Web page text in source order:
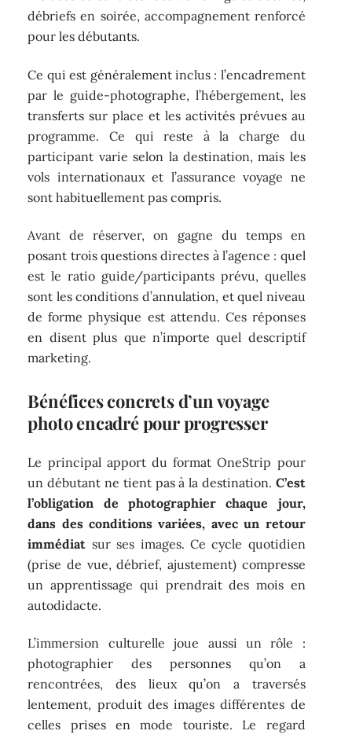
débriefs en soirée, accompagnement renforcé
pour les débutants.
Ce qui est généralement inclus : l’encadrement
par le guide-photographe, l’hébergement, les
transferts sur place et les activités prévues au
programme. Ce qui reste à la charge du
participant varie selon la destination, mais les
vols internationaux et l’assurance voyage ne
sont habituellement pas compris.
Avant de réserver, on gagne du temps en
posant trois questions directes à l’agence : quel
est le ratio guide/participants prévu, quelles
sont les conditions d’annulation, et quel niveau
de forme physique est attendu. Ces réponses
en disent plus que n’importe quel descriptif
marketing.
Bénéfices concrets d’un voyage
photo encadré pour progresser
Le principal apport du format OneStrip pour
un débutant ne tient pas à la destination. C’est
l’obligation de photographier chaque jour,
dans des conditions variées, avec un retour
immédiat sur ses images. Ce cycle quotidien
(prise de vue, débrief, ajustement) compresse
un apprentissage qui prendrait des mois en
autodidacte.
L’immersion culturelle joue aussi un rôle :
photographier des personnes qu’on a
rencontrées, des lieux qu’on a traversés
lentement, produit des images différentes de
celles prises en mode touriste. Le regard